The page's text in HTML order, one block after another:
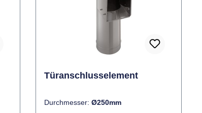
Türanschlusselement
Durchmesser:Ø250mm